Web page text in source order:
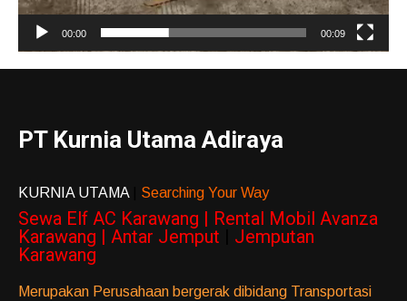
00:00 00:09
PT Kurnia Utama Adiraya
KURNIA UTAMA Searching Your Way
Sewa Elf AC Karawang | Rental Mobil Avanza
Karawang | Antar Jemput
Jemputan
Karawang
Merupakan Perusahaan bergerak dibidang Transportasi